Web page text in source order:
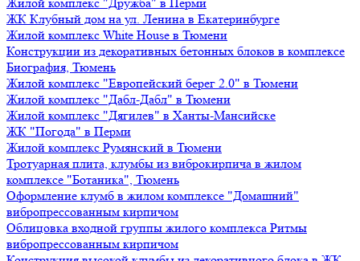
ЖК Клубный дом на ул. Ленина в Екатеринбурге
Жилой комплекс White House в Тюмени
Конструкции из декоративных бетонных блоков в комплексе
Биография, Тюмень
Жилой комплекс "Европейский берег 2.0" в Тюмени
Жилой комплекс "Дабл-Дабл" в Тюмени
Жилой комплекс "Дягилев" в Ханты-Мансийске
ЖК "Погода" в Перми
Жилой комплекс Румянский в Тюмени
Тротуарная плита, клумбы из виброкирпича в жилом
комплексе "Ботаника", Тюмень
Оформление клумб в жилом комплексе "Домашний"
вибропрессованным кирпичом
Облицовка входной группы жилого комплекса Ритмы
вибропрессованным кирпичом